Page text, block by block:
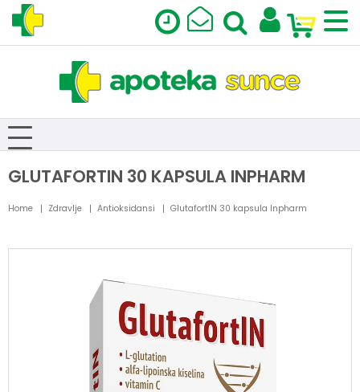
GLUTAFORTIN 30 KAPSULA INPHARM
Home Zdravlje Antioksidansi GlutafortIN 30 kapsula Inpharm